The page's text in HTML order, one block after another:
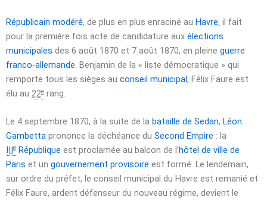
Républicain modéré, de plus en plus enraciné au Havre, il fait
pour la première fois acte de candidature aux élections
municipales des 6 août 1870 et 7 août 1870, en pleine guerre
franco-allemande. Benjamin de la « liste démocratique » qui
remporte tous les sièges au conseil municipal, Félix Faure est
élu au 22e rang.
Le 4 septembre 1870, à la suite de la bataille de Sedan, Léon
Gambetta prononce la déchéance du Second Empire : la
e République est proclamée au balcon de l’hôtel de ville de
Paris et un gouvernement provisoire est formé. Le lendemain,
sur ordre du préfet, le conseil municipal du Havre est remanié et
Félix Faure, ardent défenseur du nouveau régime, devient le